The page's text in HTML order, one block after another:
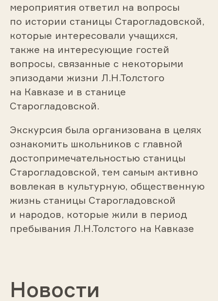
мероприятия ответил на вопросы
по истории станицы Старогладовской,
которые интересовали учащихся,
также на интересующие гостей
вопросы, связанные с некоторыми
эпизодами жизни Л.Н.Толстого
на Кавказе и в станице
Старогладовской.
Экскурсия была организована в целях
ознакомить школьников с главной
достопримечательностью станицы
Старогладовской, тем самым активно
вовлекая в культурную, общественную
жизнь станицы Старогладовской
и народов, которые жили в период
пребывания Л.Н.Толстого на Кавказе
Новости